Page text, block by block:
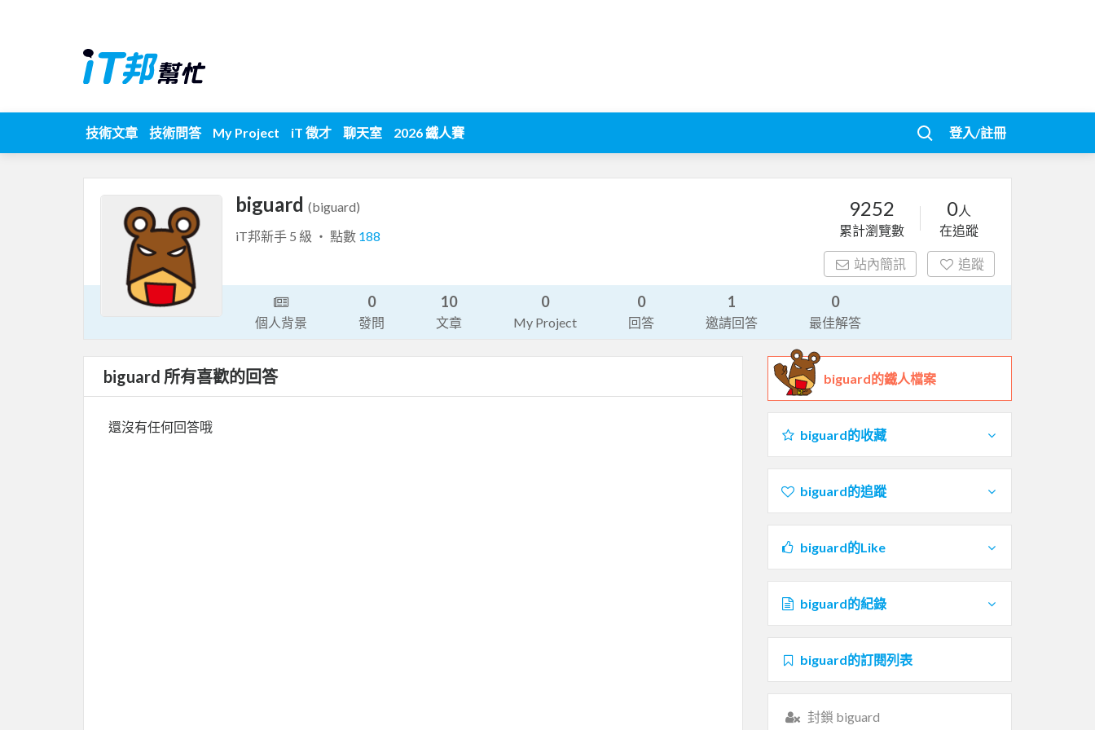
技術文章 技術問答 My Project iT 徵才 聊天室 2026 鐵人賽 登入/註冊
biguard (biguard)
iT邦新手 5 級 ‧ 點數 188
9252
累計瀏覽數
0人
在追蹤
站內簡訊 追蹤
個人背景
0
發問
10
文章
0
My Project
0
回答
1
邀請回答
0
最佳解答
biguard 所有喜歡的回答
還沒有任何回答哦
biguard的鐵人檔案
biguard的收藏
biguard的追蹤
biguard的Like
biguard的紀錄
biguard的訂閱列表
封鎖 biguard